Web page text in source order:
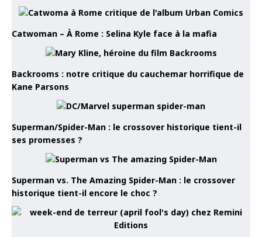
Catwoman – À Rome : Selina Kyle face à la mafia
Backrooms : notre critique du cauchemar horrifique de
Kane Parsons
Superman/Spider-Man : le crossover historique tient-il
ses promesses ?
Superman vs. The Amazing Spider-Man : le crossover
historique tient-il encore le choc ?